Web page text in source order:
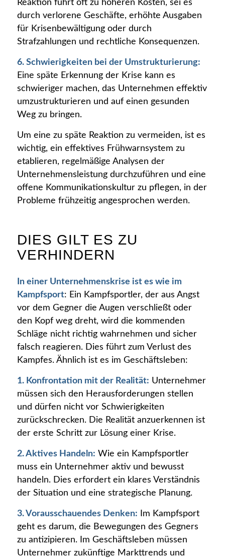
Reaktion führt oft zu höheren Kosten, sei es
durch verlorene Geschäfte, erhöhte Ausgaben
für Krisenbewältigung oder durch
Strafzahlungen und rechtliche Konsequenzen.
6. Schwierigkeiten bei der Umstrukturierung:
Eine späte Erkennung der Krise kann es
schwieriger machen, das Unternehmen effektiv
umzustrukturieren und auf einen gesunden
Weg zu bringen.
Um eine zu späte Reaktion zu vermeiden, ist es
wichtig, ein effektives Frühwarnsystem zu
etablieren, regelmäßige Analysen der
Unternehmensleistung durchzuführen und eine
offene Kommunikationskultur zu pflegen, in der
Probleme frühzeitig angesprochen werden.
DIES GILT ES ZU
VERHINDERN
In einer Unternehmenskrise ist es wie im
Kampfsport: Ein Kampfsportler, der aus Angst
vor dem Gegner die Augen verschließt oder
den Kopf weg dreht, wird die kommenden
Schläge nicht richtig wahrnehmen und sicher
falsch reagieren. Dies führt zum Verlust des
Kampfes. Ähnlich ist es im Geschäftsleben:
1. Konfrontation mit der Realität: Unternehmer
müssen sich den Herausforderungen stellen
und dürfen nicht vor Schwierigkeiten
zurückschrecken. Die Realität anzuerkennen ist
der erste Schritt zur Lösung einer Krise.
2. Aktives Handeln: Wie ein Kampfsportler
muss ein Unternehmer aktiv und bewusst
handeln. Dies erfordert ein klares Verständnis
der Situation und eine strategische Planung.
3. Vorausschauendes Denken: Im Kampfsport
geht es darum, die Bewegungen des Gegners
zu antizipieren. Im Geschäftsleben müssen
Unternehmer zukünftige Markttrends und